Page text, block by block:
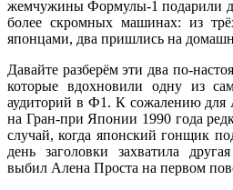
жемчужины Формулы-1 подарили
более скромных машинах: из
японцами, два пришлись на
Давайте разберём эти два по-
которые вдохновили одну из
аудиторий в Ф1. К сожалению для
на Гран-при Японии 1990 года
случай, когда японский гонщик
день заголовки захватила
выбил Алена Проста на первом